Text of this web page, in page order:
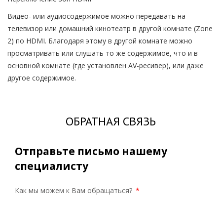
Видео- или аудиосодержимое можно передавать на
телевизор или домашний кинотеатр в другой комнате (Zone
2) по HDMI. Благодаря этому в другой комнате можно
просматривать или слушать то же содержимое, что и в
основной комнате (где установлен AV-ресивер), или даже
другое содержимое.
ОБРАТНАЯ СВЯЗЬ
Отправьте письмо нашему
специалисту
Как мы можем к Вам обращаться? *